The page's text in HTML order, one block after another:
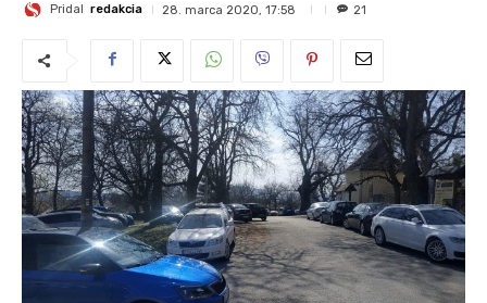
Pridal redakcia 28. marca 2020, 17:58 21